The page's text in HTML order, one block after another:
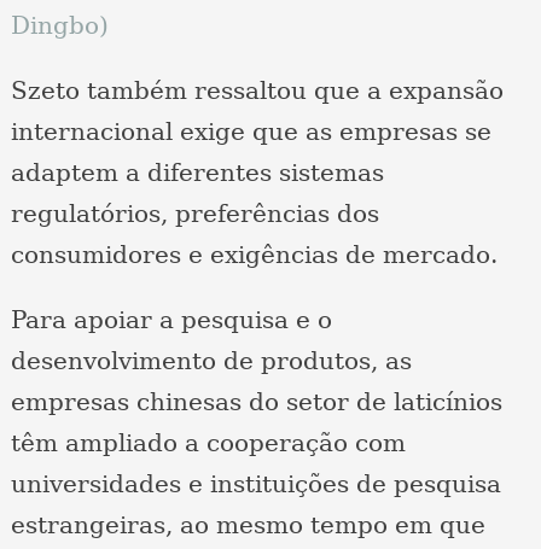
Dingbo)
Szeto também ressaltou que a expansão
internacional exige que as empresas se
adaptem a diferentes sistemas
regulatórios, preferências dos
consumidores e exigências de mercado.
Para apoiar a pesquisa e o
desenvolvimento de produtos, as
empresas chinesas do setor de laticínios
têm ampliado a cooperação com
universidades e instituições de pesquisa
estrangeiras, ao mesmo tempo em que